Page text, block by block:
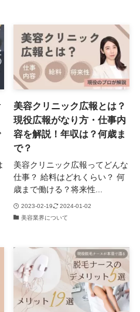
美容クリニック広報とは？
現役広報がなり方・仕事内
容を解説！年収は？何歳ま
で？
美容クリニック広報ってどんな
仕事？ 給料はどれくらい？ 何
歳まで働ける？将来性...
2023-02-19
2024-01-02
美容業界について